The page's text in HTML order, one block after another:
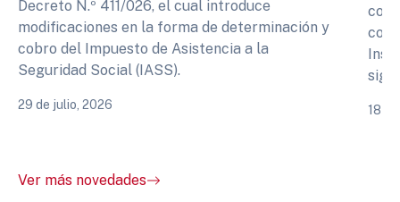
Decreto N.º 411/026, el cual introduce
modificaciones en la forma de determinación y
cobro del Impuesto de Asistencia a la
Seguridad Social (IASS).
29 de julio, 2026 18
Ver más novedades